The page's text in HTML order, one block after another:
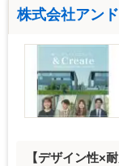
株式会社アン
【デザイン性×